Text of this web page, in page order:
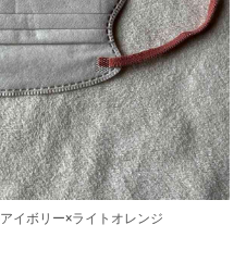
イボリー×ライトオレンジ